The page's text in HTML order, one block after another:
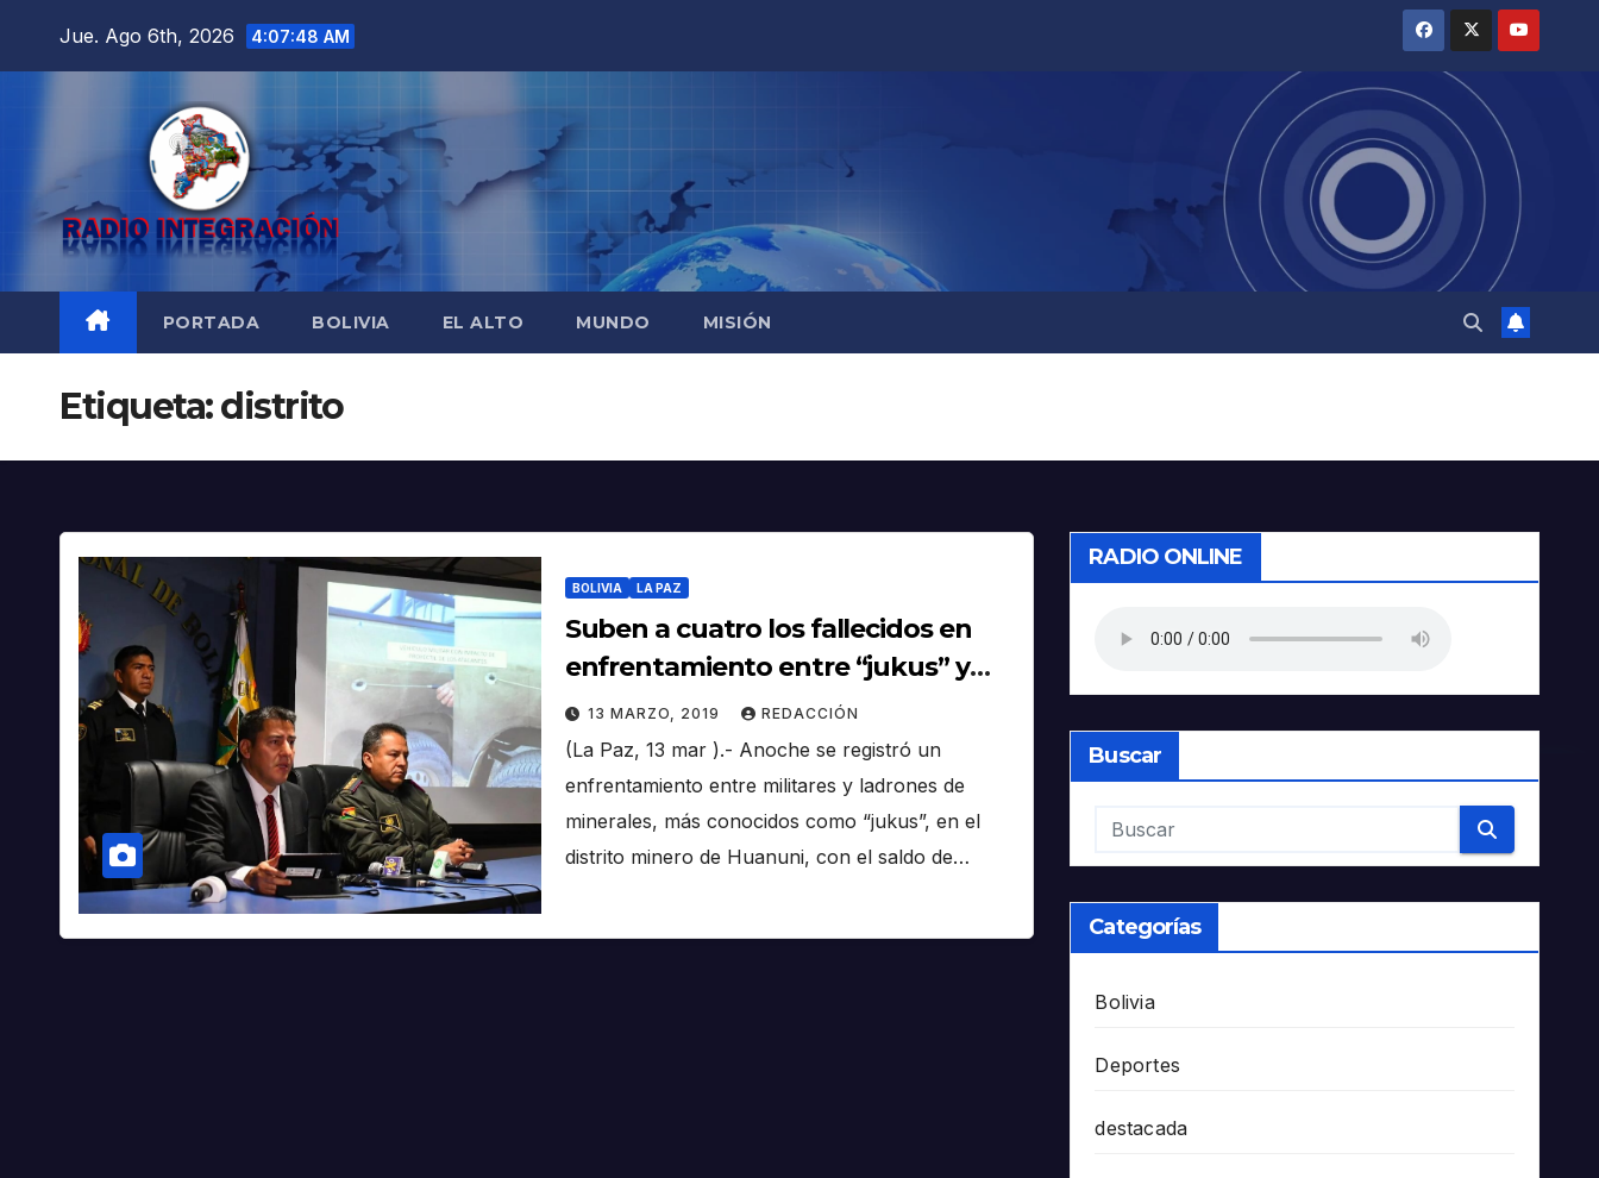
Jue. Ago 6th, 2026 4:07:48 AM
PORTADA BOLIVIA EL ALTO MUNDO MISIÓN
Etiqueta:distrito
BOLIVIA LA PAZ
Suben a cuatro los fallecidos en
enfrentamiento entre “jukus” y
militares en Huanuni
13 MARZO, 2019 REDACCIÓN
(La Paz, 13 mar ).- Anoche se registró un
enfrentamiento entre militares y ladrones de
minerales, más conocidos como “jukus”, en el
distrito minero de Huanuni, con el saldo de…
RADIO ONLINE
Buscar
Categorías
Bolivia
Deportes
destacada